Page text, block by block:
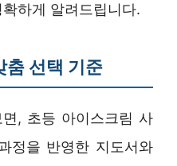
하게 알려드립니다.
춤 선택 기준
, 초등 아이스크림 사
정을 반영한 지도서와